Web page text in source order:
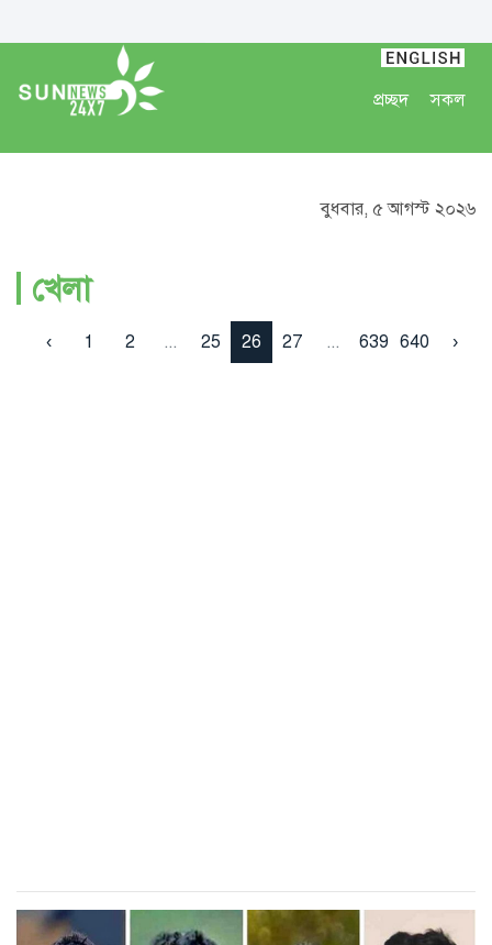
প্রচ্ছদ সকল
বুধবার, ৫ আগস্ট ২০২৬
খেলা
‹ 1 2 ... 25 26 27 ... 639 640 ›